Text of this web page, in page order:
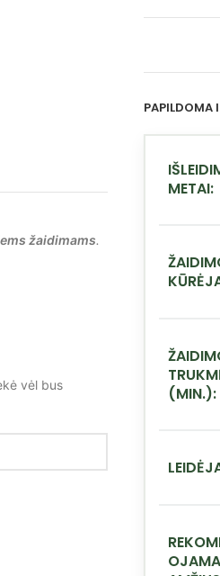
žaidimams.
vėl bus
PAPILDOMA
METAI:
(MIN.):